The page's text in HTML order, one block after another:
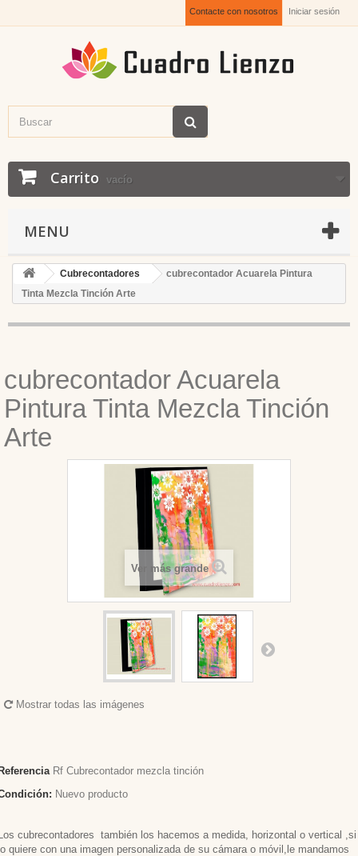
Iniciar sesión
Contacte con nosotros
Carrito vacío
MENU
Cubrecontadores
cubrecontador Acuarela Pintura
Tinta Mezcla Tinción Arte
cubrecontador Acuarela
Pintura Tinta Mezcla Tinción
Arte
Ver más grande
Mostrar todas las imágenes
Rf Cubrecontador mezcla tinción
Nuevo producto
cubrecontadores también los hacemos a medida, horizontal o vertical ,si
quiere con una imagen personalizada de su cámara o móvil,le mandamos